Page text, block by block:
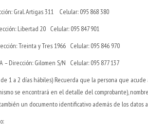
Gral. Artigas 311 Celular: 095 868 380
Libertad 20 Celular: 095 847 901
Treinta y Tres 1966 Celular: 095 846 970
– Dirección: Gilomen S/N Celular: 095 877 137
1 a 2 días hábiles) Recuerda que la persona que
se encontrará en el detalle del comprobante),
un documento identificativo además de los datos